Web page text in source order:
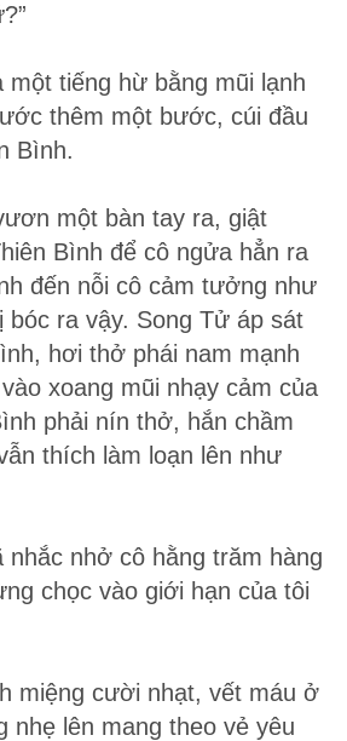
một tiếng hừ bằng mũi lạnh
thêm một bước, cúi đầu
Bình.
một bàn tay ra, giật
Bình để cô ngửa hẳn ra
đến nỗi cô cảm tưởng như
bóc ra vậy. Song Tử áp sát
hơi thở phái nam mạnh
xoang mũi nhạy cảm của
phải nín thở, hắn chầm
thích làm loạn lên như
nhắc nhở cô hằng trăm hàng
chọc vào giới hạn của tôi
miệng cười nhạt, vết máu ở
nhẹ lên mang theo vẻ yêu